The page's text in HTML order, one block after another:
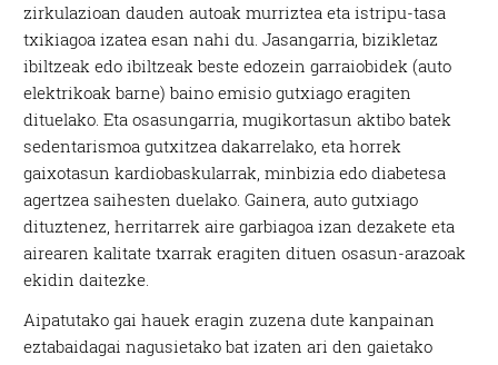
zirkulazioan dauden autoak murriztea eta istripu-tasa
txikiagoa izatea esan nahi du. Jasangarria, bizikletaz
ibiltzeak edo ibiltzeak beste edozein garraiobidek (auto
elektrikoak barne) baino emisio gutxiago eragiten
dituelako. Eta osasungarria, mugikortasun aktibo batek
sedentarismoa gutxitzea dakarrelako, eta horrek
gaixotasun kardiobaskularrak, minbizia edo diabetesa
agertzea saihesten duelako. Gainera, auto gutxiago
dituztenez, herritarrek aire garbiagoa izan dezakete eta
airearen kalitate txarrak eragiten dituen osasun-arazoak
ekidin daitezke.
Aipatutako gai hauek eragin zuzena dute kanpainan
eztabaidagai nagusietako bat izaten ari den gaietako